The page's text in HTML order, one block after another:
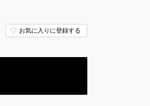
お気に入りに登録する